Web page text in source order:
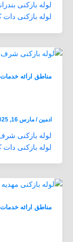
لوله بازکنی
لوله بازکنی دات
مناطق ارائه خدمات
ادمین/مارس 16, 2025
لوله بازکنی
لوله بازکنی
مناطق ارائه خدمات